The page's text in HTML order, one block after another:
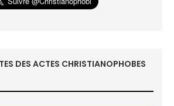
DES ACTES CHRISTIANOPHOBES